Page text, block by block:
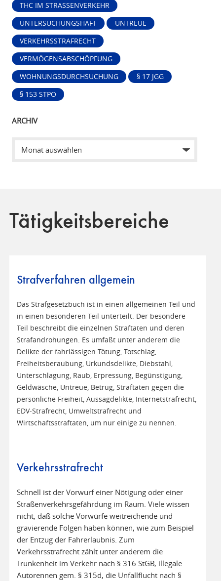
THC IM STRASSENVERKEHR
UNTERSUCHUNGSHAFT UNTREUE
VERKEHRSSTRAFRECHT
VERMÖGENSABSCHÖPFUNG
WOHNUNGSDURCHSUCHUNG § 17 JGG
§ 153 STPO
ARCHIV
Tätigkeitsbereiche
Strafverfahren allgemein
Das Strafgesetzbuch ist in einen allgemeinen Teil und
in einen besonderen Teil unterteilt. Der besondere
Teil beschreibt die einzelnen Straftaten und deren
Strafandrohungen. Es umfaßt unter anderem die
Delikte der fahrlässigen Tötung, Totschlag,
Freiheitsberaubung, Urkundsdelikte, Diebstahl,
Unterschlagung, Raub, Erpressung, Begünstigung,
Geldwäsche, Untreue, Betrug, Straftaten gegen die
persönliche Freiheit, Aussagdelikte, Internetstrafrecht,
EDV-Strafrecht, Umweltstrafrecht und
Wirtschaftsstraftaten, um nur einige zu nennen.
Verkehrsstrafrecht
Schnell ist der Vorwurf einer Nötigung oder einer
Straßenverkehrsgefährdung im Raum. Viele wissen
nicht, daß solche Vorwürfe weitreichende und
gravierende Folgen haben können, wie zum Beispiel
der Entzug der Fahrerlaubnis. Zum
Verkehrsstrafrecht zählt unter anderem die
Trunkenheit im Verkehr nach § 316 StGB, illegale
Autorennen gem. § 315d, die Unfallflucht nach §